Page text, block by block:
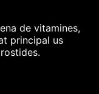
de vitamines,
principal us